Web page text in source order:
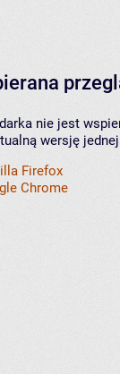
nie jest
wersję
Firefox
Chrome